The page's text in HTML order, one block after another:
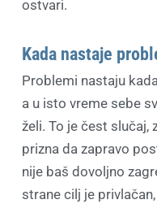
ostvari.
Kada nastaje
Problemi nastaju
a u isto vreme sebe
želi. To je čest slučaj,
prizna da zapravo
nije baš dovoljno
strane cilj je